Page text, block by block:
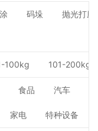
码垛 抛光打磨
100kg 101-200kg
食品 汽车
家电 特种设备